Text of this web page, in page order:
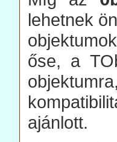
lehetnek
őse, a
ajánlott.